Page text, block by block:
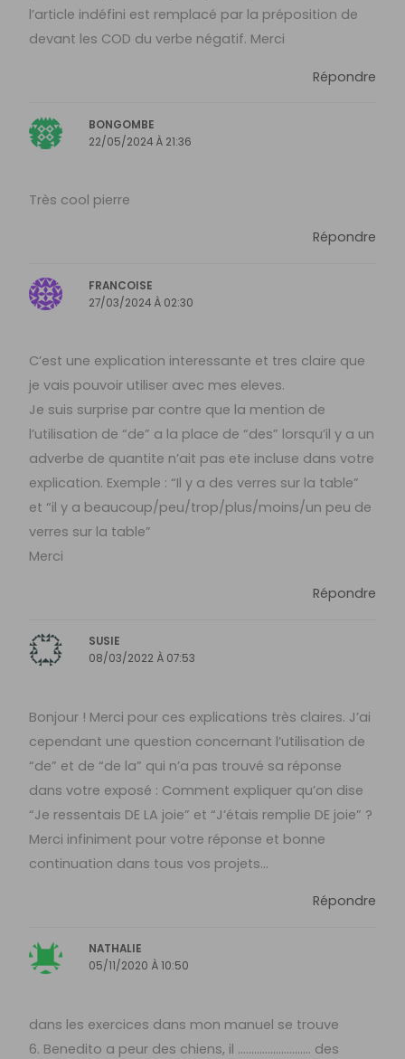
l’article indéfini est remplacé par la préposition de
devant les COD du verbe négatif. Merci
Répondre
BONGOMBE
22/05/2024 À 21:36
Très cool pierre
Répondre
FRANCOISE
27/03/2024 À 02:30
C’est une explication interessante et tres claire que
je vais pouvoir utiliser avec mes eleves.
Je suis surprise par contre que la mention de
l’utilisation de “de” a la place de “des” lorsqu’il y a un
adverbe de quantite n’ait pas ete incluse dans votre
explication. Exemple : “Il y a des verres sur la table”
et “il y a beaucoup/peu/trop/plus/moins/un peu de
verres sur la table”
Merci
Répondre
SUSIE
08/03/2022 À 07:53
Bonjour ! Merci pour ces explications très claires. J’ai
cependant une question concernant l’utilisation de
“de” et de “de la” qui n’a pas trouvé sa réponse
dans votre exposé : Comment expliquer qu’on dise
“Je ressentais DE LA joie” et “J’étais remplie DE joie” ?
Merci infiniment pour votre réponse et bonne
continuation dans tous vos projets…
Répondre
NATHALIE
05/11/2020 À 10:50
dans les exercices dans mon manuel se trouve
6. Benedito a peur des chiens, il ……………………… des